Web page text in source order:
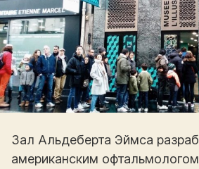
Зал Альдеберта Эймса
американским